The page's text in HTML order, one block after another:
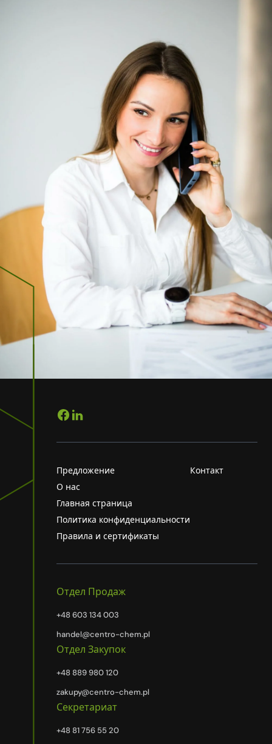
Предложение
О нас
Главная страница
Политика конфиденциальности
Правила и сертификаты
Контакт
Отдел Продаж
+48 603 134 003
handel@centro-chem.pl
Отдел Закупок
+48 889 980 120
zakupy@centro-chem.pl
Секретариат
+48 81 756 55 20